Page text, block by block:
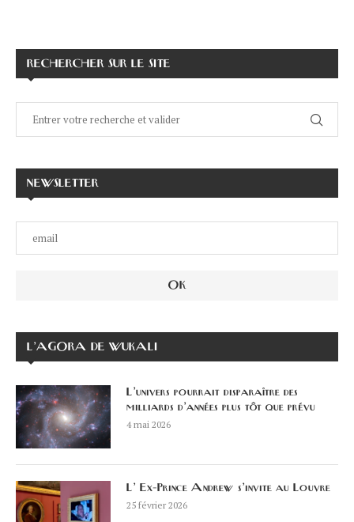
RECHERCHER SUR LE SITE
NEWSLETTER
L’AGORA DE WUKALI
L’univers pourrait disparaître des
milliards d’années plus tôt que prévu
4 mai 2026
L’ Ex-Prince Andrew s’invite au Louvre
25 février 2026